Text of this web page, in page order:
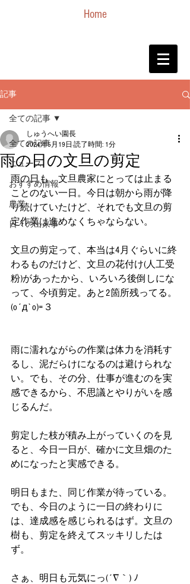
Home
記事
全ての記事
ニュース
おすすめ情報
農業
日々の出来事
全ての記事
雨の日の文旦の剪定
しゅうへい園長
2024年5月19日 読了時間: 1分
雨の日も、文旦農家にとっては止まる
ことのない一日。今日は朝から雨が降
り続けていたけど、それでも文旦の剪
定作業は進めなくちゃならない。
文旦の剪定って、本当は4月ぐらいに終
わるものだけど、文旦の花付け(人工受
粉)があったから、いろいろ後倒しにな
って、今頃剪定。あと2箇所残ってる。
(o´д`o)=３
雨に濡れながらの作業は体力を消耗す
るし、泥だらけになるのは避けられな
い。でも、その分、仕事が進むのを実
感できるから、不思議とやりがいを感
じるんだ。
剪定した枝が積み上がっていくのを見
ると、今日一日が、確かに文旦畑のた
めになったと実感できる。
明日もまた、同じ作業が待っている。
でも、今日のように一日の終わりに
は、達成感を感じられるはず。文旦の
樹も、剪定を終えてスッキリしたは
ず。
さぁ、明日も元気にっ(´∇｀) ﾉ